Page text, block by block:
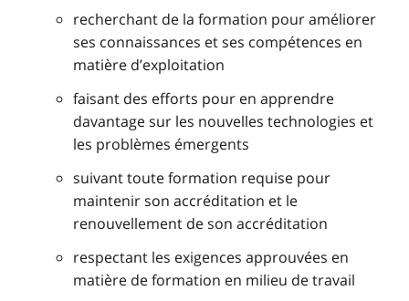
recherchant de la formation pour améliorer
ses connaissances et ses compétences en
matière d’exploitation
faisant des efforts pour en apprendre
davantage sur les nouvelles technologies et
les problèmes émergents
suivant toute formation requise pour
maintenir son accréditation et le
renouvellement de son accréditation
respectant les exigences approuvées en
matière de formation en milieu de travail